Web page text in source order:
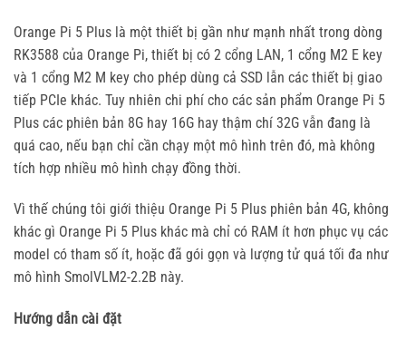
Orange Pi 5 Plus là một thiết bị gần như mạnh nhất trong dòng
RK3588 của Orange Pi, thiết bị có 2 cổng LAN, 1 cổng M2 E key
và 1 cổng M2 M key cho phép dùng cả SSD lẫn các thiết bị giao
tiếp PCIe khác. Tuy nhiên chi phí cho các sản phẩm Orange Pi 5
Plus các phiên bản 8G hay 16G hay thậm chí 32G vẫn đang là
quá cao, nếu bạn chỉ cần chạy một mô hình trên đó, mà không
tích hợp nhiều mô hình chạy đồng thời.
Vì thế chúng tôi giới thiệu Orange Pi 5 Plus phiên bản 4G, không
khác gì Orange Pi 5 Plus khác mà chỉ có RAM ít hơn phục vụ các
model có tham số ít, hoặc đã gói gọn và lượng tử quá tối đa như
mô hình SmolVLM2-2.2B này.
Hướng dẫn cài đặt